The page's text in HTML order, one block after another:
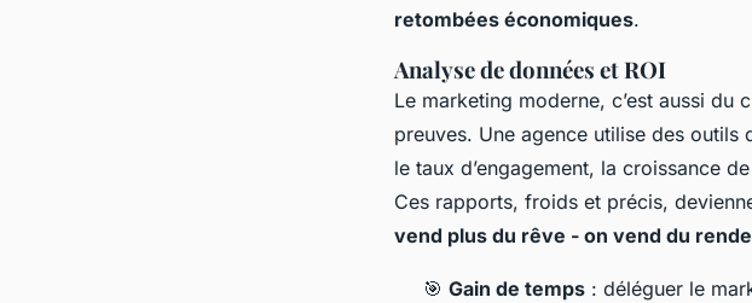
retombées économiques.
Analyse de données et ROI
Le marketing moderne, c’est aussi
preuves. Une agence utilise des outils
le taux d’engagement, la croissance
Ces rapports, froids et précis,
vend plus du rêve - on vend du
🎯 Gain de temps : déléguer le